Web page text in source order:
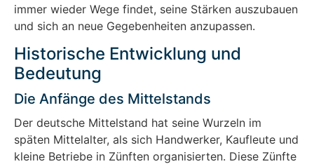
immer wieder Wege findet, seine Stärken auszubauen
und sich an neue Gegebenheiten anzupassen.
Historische Entwicklung und
Bedeutung
Die Anfänge des Mittelstands
Der deutsche Mittelstand hat seine Wurzeln im
späten Mittelalter, als sich Handwerker, Kaufleute und
kleine Betriebe in Zünften organisierten. Diese Zünfte